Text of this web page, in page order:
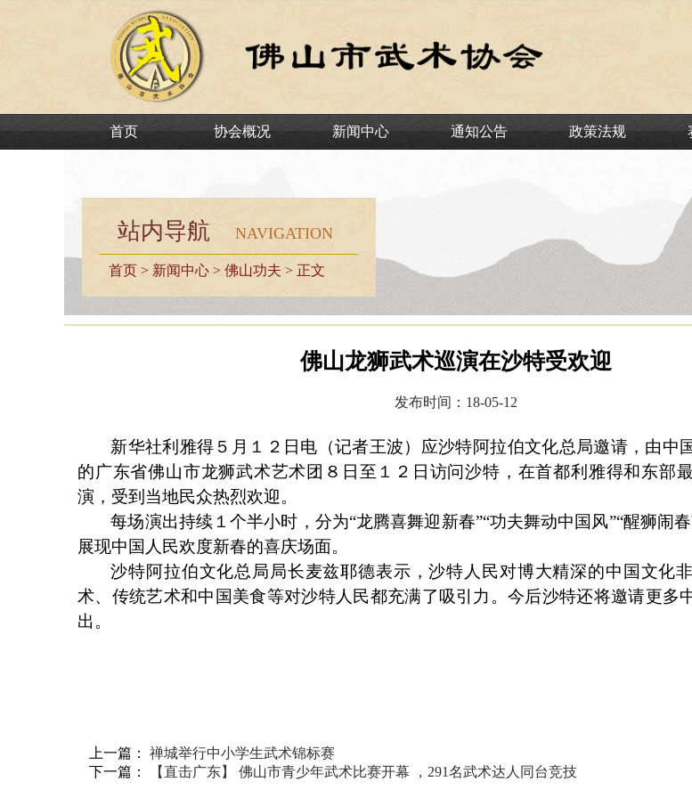
首页 协会概况 新闻中心 通知公告 政策法规
站内导航 NAVIGATION
首页 > 新闻中心 > 佛山功夫 > 正文
佛山龙狮武术巡演在沙特受欢迎
发布时间：18-05-12
新华社利雅得５月１２日电（记者王波）应沙特阿拉伯文化总局邀请，由中
的广东省佛山市龙狮武术艺术团８日至１２日访问沙特，在首都利雅得和东部
演，受到当地民众热烈欢迎。
每场演出持续１个半小时，分为“龙腾喜舞迎新春”“功夫舞动中国风”“醒狮闹
展现中国人民欢度新春的喜庆场面。
沙特阿拉伯文化总局局长麦兹耶德表示，沙特人民对博大精深的中国文化
术、传统艺术和中国美食等对沙特人民都充满了吸引力。今后沙特还将邀请更多
出。
上一篇： 禅城举行中小学生武术锦标赛
下一篇：
【直击广东】 佛山市青少年武术比赛开幕 ，291名武术达人同台竞技